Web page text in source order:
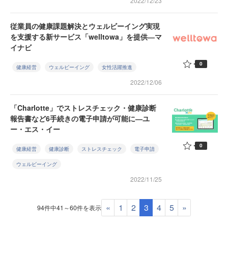
従業員の健康課題解決とウェルビーイング実現
を支援する新サービス「welltowa」を提供―マ
イナビ
健康経営 ウェルビーイング 女性活躍推進
2022/12/06
0
「Charlotte」でストレスチェック・健康診断
報告書など6手続きの電子申請が可能に―ユ
ー・エス・イー
健康経営 健康診断 ストレスチェック 電子申請
ウェルビーイング
2022/11/25
0
94件中41～60件を表示 « 1 2 3 4 5 »